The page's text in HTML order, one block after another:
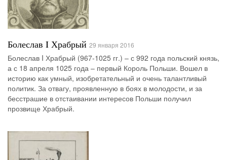
Болеслав I Храбрый 29 января 2016
Болеслав I Храбрый (967-1025 гг.) – с 992 года польский князь,
а с 18 апреля 1025 года – первый Король Польши. Вошел в
историю как умный, изобретательный и очень талантливый
политик. За отвагу, проявленную в боях в молодости, и за
бесстрашие в отстаивании интересов Польши получил
прозвище Храбрый.